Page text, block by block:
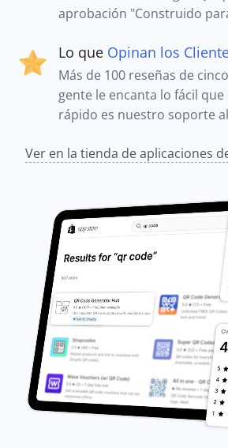
aprobación "Construido
Lo que Opinan los
Más de 100 reseñas de
gente le encanta lo fácil que
rápido es nuestro soporte
Ver en la tienda de aplicaciones